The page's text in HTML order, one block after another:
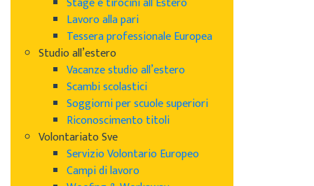
Lavoro alla pari
Tessera professionale Europea
Studio all’estero
Vacanze studio all’estero
Scambi scolastici
Soggiorni per scuole superiori
Riconoscimento titoli
Volontariato Sve
Servizio Volontario Europeo
Campi di lavoro